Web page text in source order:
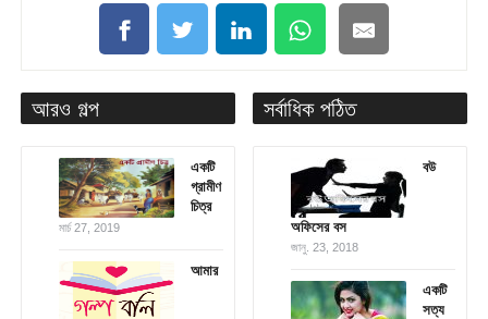
আরও গল্প
একটি
গ্রামীণ
চিত্র
মার্চ 27, 2019
আমার
সর্বাধিক পঠিত
বউ
অফিসের বস
জানু. 23, 2018
একটি
সত্য